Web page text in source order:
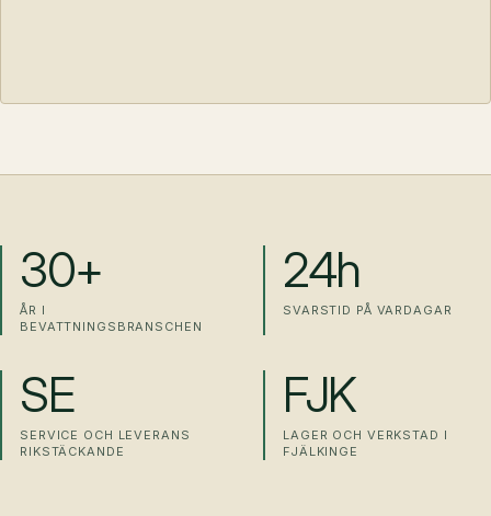
30+
ÅR I
BEVATTNINGSBRANSCHEN
24h
SVARSTID PÅ VARDAGAR
SE
SERVICE OCH LEVERANS
RIKSTÄCKANDE
FJK
LAGER OCH VERKSTAD I
FJÄLKINGE